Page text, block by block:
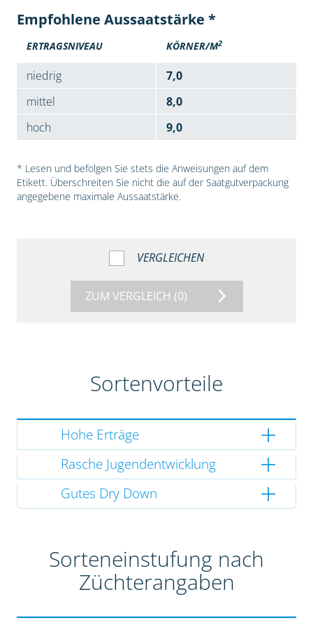
Empfohlene Aussaatstärke *
ERTRAGSNIVEAU KÖRNER/M2
niedrig
7,0
mittel
8,0
hoch
9,0
* Lesen und befolgen Sie stets die Anweisungen auf dem
Etikett. Überschreiten Sie nicht die auf der Saatgutverpackung
angegebene maximale Aussaatstärke.
VERGLEICHEN
ZUM VERGLEICH (0)
Sortenvorteile
Hohe Erträge
Rasche Jugendentwicklung
Gutes Dry Down
Sorteneinstufung nach
Züchterangaben